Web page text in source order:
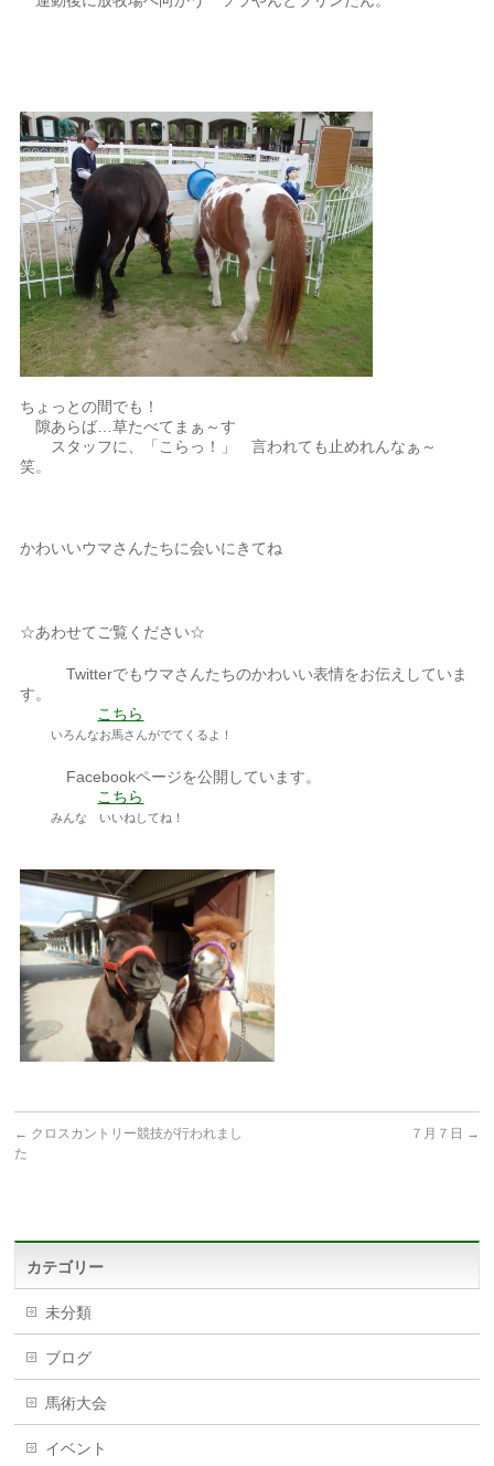
ちょっとの間でも！
隙あらば…草たべてまぁ～す
スタッフに、「こらっ！」 言われても止めれんなぁ～
笑。
かわいいウマさんたちに会いにきてね
☆あわせてご覧ください☆
Twitterでもウマさんたちのかわいい表情をお伝えしていま
す。
こちら
いろんなお馬さんがでてくるよ！
Facebookページを公開しています。
こちら
みんな いいねしてね！
← クロスカントリー競技が行われまし
た
７月７日 →
カテゴリー
未分類
ブログ
馬術大会
イベント